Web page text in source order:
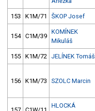
153 K1M/71 ŠKOP Josef
154 C1M/39
KOMÍNEK
Mikuláš
155 K1M/72 JELÍNEK Tomáš
156 K1M/73 SZOLC Marcin
HLOCKÁ